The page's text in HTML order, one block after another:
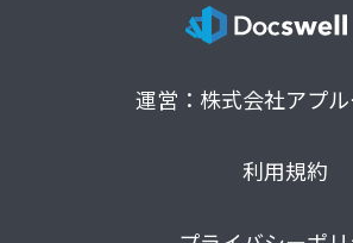
運営：株式会社アプ
利用規約